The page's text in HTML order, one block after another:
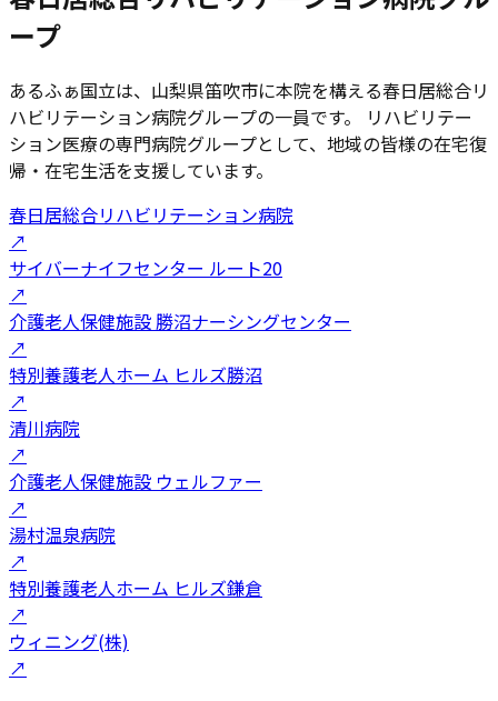
ープ
あるふぁ国立は、山梨県笛吹市に本院を構える春日居総合リ
ハビリテーション病院グループの一員です。 リハビリテー
ション医療の専門病院グループとして、地域の皆様の在宅復
帰・在宅生活を支援しています。
春日居総合リハビリテーション病院
↗
サイバーナイフセンター ルート20
↗
介護老人保健施設 勝沼ナーシングセンター
↗
特別養護老人ホーム ヒルズ勝沼
↗
清川病院
↗
介護老人保健施設 ウェルファー
↗
湯村温泉病院
↗
特別養護老人ホーム ヒルズ鎌倉
↗
ウィニング(株)
↗